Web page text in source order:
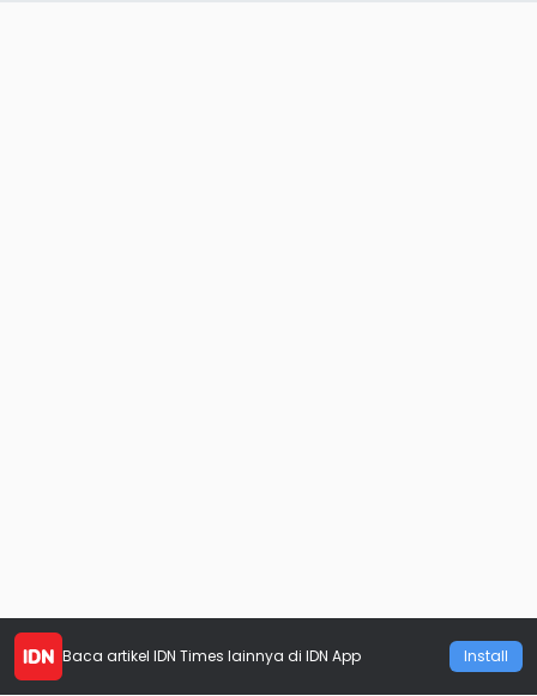
Baca artikel IDN Times lainnya di IDN App Install